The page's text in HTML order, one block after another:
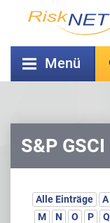
Menü
S&P GSCI
Alle Einträge A
M
N O P Q